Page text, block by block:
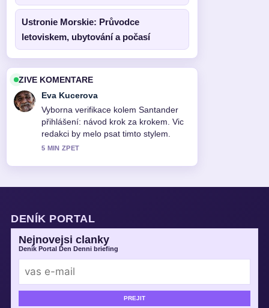
Ustronie Morskie: Průvodce
letoviskem, ubytování a počasí
ZIVE KOMENTARE
Eva Kucerova
Vyborna verifikace kolem Santander
přihlášení: návod krok za krokem. Vic
redakci by melo psat timto stylem.
5 MIN ZPET
DENÍK PORTAL
Nejnovejsi clanky
Deník Portal Den Denni briefing
PREJIT